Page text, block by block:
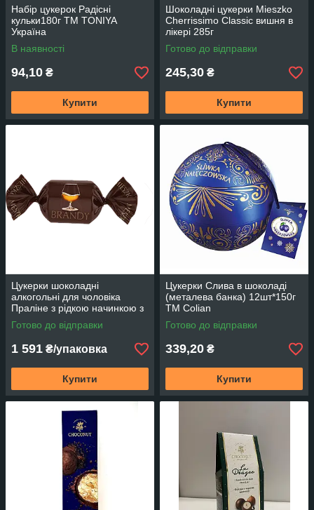
Набір цукерок Радісні
кульки180г TM TONIYA
Україна
В наявності
94,10 ₴
Купити
Шоколадні цукерки Mieszko
Cherrissimo Classic вишня в
лікері 285г
Готово до відправки
245,30 ₴
Купити
Цукерки шоколадні
алкогольні для чоловіка
Праліне з рідкою начинкою з
лікеру Brandy 2.5 кг MIESZKO
Готово до відправки
1 591 ₴/упаковка
Купити
Цукерки Слива в шоколаді
(металева банка) 12шт*150г
TM Colian
Готово до відправки
339,20 ₴
Купити